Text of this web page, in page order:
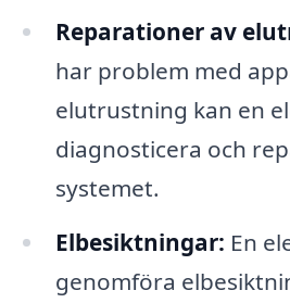
Reparationer av
har problem med
elutrustning kan en
diagnosticera och
systemet.
Elbesiktningar: En
genomföra